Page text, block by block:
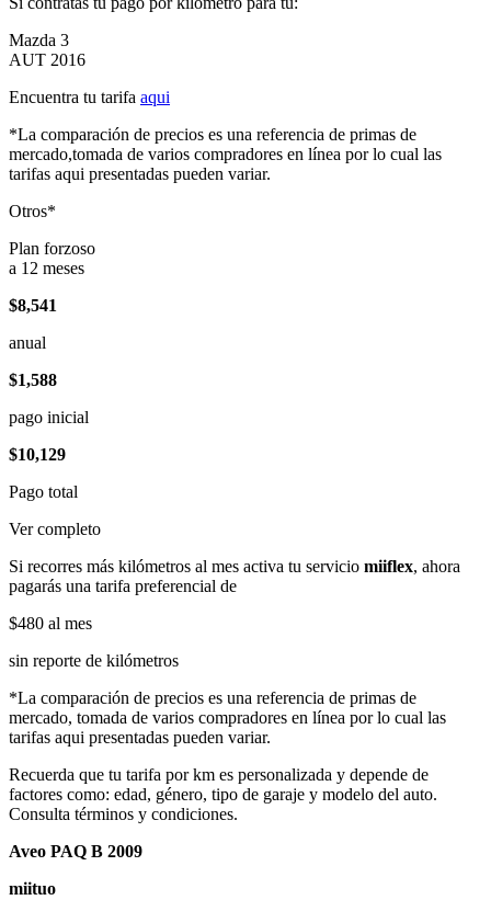
Mazda 3
AUT 2016
Encuentra tu tarifa aqui
*La comparación de precios es una referencia de primas de
mercado,tomada de varios compradores en línea por lo cual las
tarifas aqui presentadas pueden variar.
Otros*
Plan forzoso
a 12 meses
$8,541
anual
$1,588
pago inicial
$10,129
Pago total
Ver completo
Si recorres más kilómetros al mes activa tu servicio miiflex, ahora
pagarás una tarifa preferencial de
$480 al mes
sin reporte de kilómetros
*La comparación de precios es una referencia de primas de
mercado, tomada de varios compradores en línea por lo cual las
tarifas aqui presentadas pueden variar.
Recuerda que tu tarifa por km es personalizada y depende de
factores como: edad, género, tipo de garaje y modelo del auto.
Consulta términos y condiciones.
Aveo PAQ B 2009
miituo